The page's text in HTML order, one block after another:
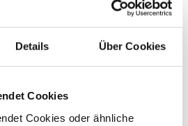
Details Über Cookies
Cookies
Cookies oder ähnliche